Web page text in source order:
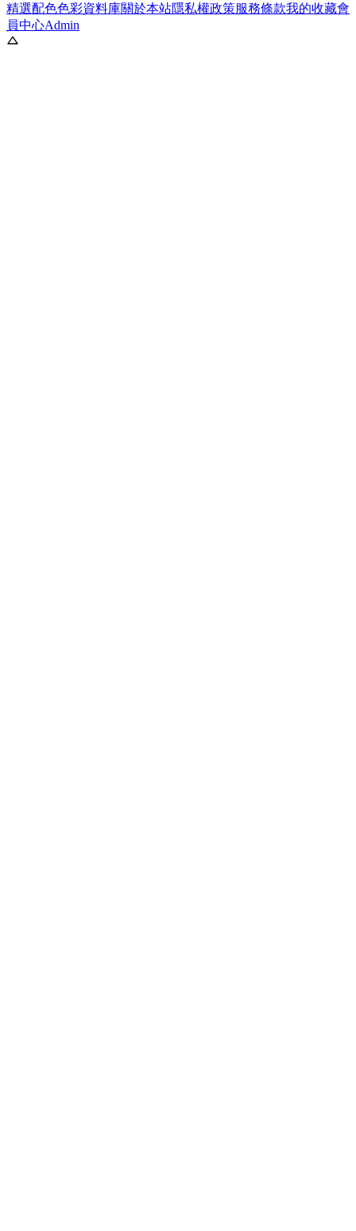
精選配色色彩資料庫關於本站隱私權政策服務條款我的收藏會
員中心Admin